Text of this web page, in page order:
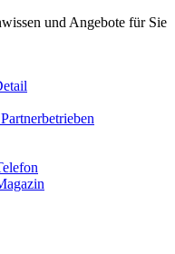
und Angebote für Sie